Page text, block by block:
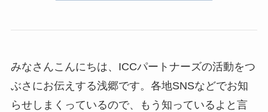
みなさんこんにちは、ICCパートナーズの活動をつ
ぶさにお伝えする浅郷です。各地SNSなどでお知
らせしまくっているので、もう知っているよと言